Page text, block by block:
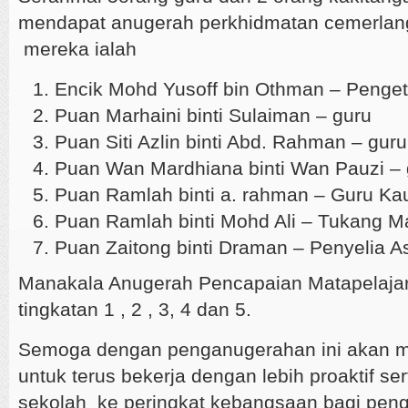
mendapat anugerah perkhidmatan
mereka ialah
Encik Mohd Yusoff bin Othman –
Puan Marhaini binti Sulaiman – guru
Puan Siti Azlin binti Abd. Rahman – guru
Puan Wan Mardhiana binti Wan Pauzi –
Puan Ramlah binti a. rahman – Guru
Puan Ramlah binti Mohd Ali – Tukang
Puan Zaitong binti Draman – Penyelia
Manakala Anugerah Pencapaian
tingkatan 1 , 2 , 3, 4 dan 5.
Semoga dengan penganugerahan ini akan
untuk terus bekerja dengan lebih proaktif
sekolah ke peringkat kebangsaan bagi